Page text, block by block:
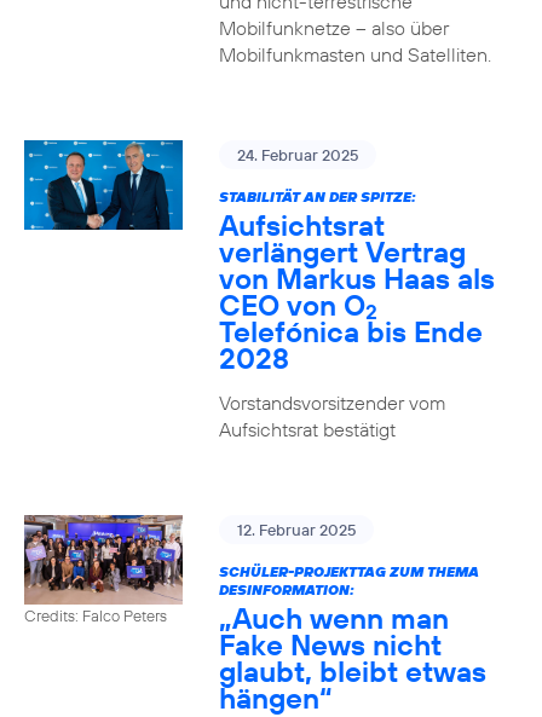
Mobilfunknetze – also über
Mobilfunkmasten und Satelliten.
24. Februar 2025
STABILITÄT AN DER SPITZE:
Aufsichtsrat
verlängert Vertrag
von Markus Haas als
CEO von O2
Telefónica bis Ende
2028
Vorstandsvorsitzender vom
Aufsichtsrat bestätigt
Credits: Falco Peters
12. Februar 2025
SCHÜLER-PROJEKTTAG ZUM THEMA
DESINFORMATION:
„Auch wenn man
Fake News nicht
glaubt, bleibt etwas
hängen“